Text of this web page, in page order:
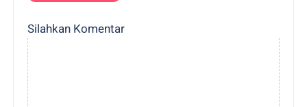
Silahkan Komentar